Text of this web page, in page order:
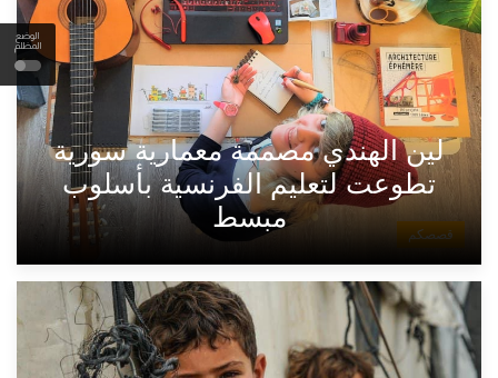
الوضع
المظلم
قصصكم
لين الهندي مصممة معمارية سورية
تطوعت لتعليم الفرنسية بأسلوب
مبسط